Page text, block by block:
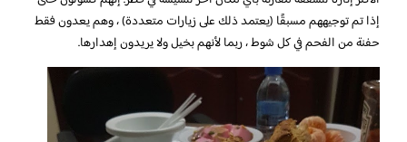
إذا تم توجيههم مسبقًا (يعتمد ذلك على زيارات متعددة) ، وهم يعدون فقط
حفنة من الفحم في كل شوط ، ربما لأنهم بخيل ولا يريدون إهدارها.